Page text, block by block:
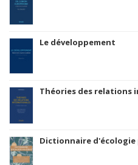
Le développement
Théories des relations
Dictionnaire